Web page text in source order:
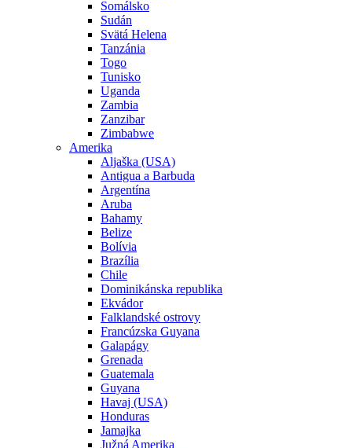
Somálsko
Sudán
Svätá Helena
Tanzánia
Togo
Tunisko
Uganda
Zambia
Zanzibar
Zimbabwe
Amerika
Aljaška (USA)
Antigua a Barbuda
Argentína
Aruba
Bahamy
Belize
Bolívia
Brazília
Chile
Dominikánska republika
Ekvádor
Falklandské ostrovy
Francúzska Guyana
Galapágy
Grenada
Guatemala
Guyana
Havaj (USA)
Honduras
Jamajka
Južná Amerika